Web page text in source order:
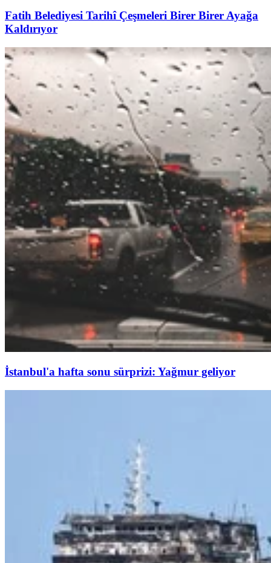
Fatih Belediyesi Tarihî Çeşmeleri Birer Birer Ayağa
Kaldırıyor
İstanbul'a hafta sonu sürprizi: Yağmur geliyor